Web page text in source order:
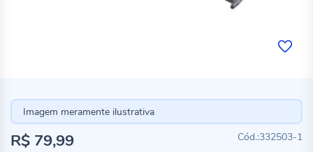
Imagem meramente ilustrativa
332503-1
R$ 79,99